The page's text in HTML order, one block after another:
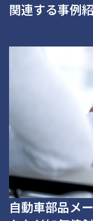
関連する事例
自動車部品メ